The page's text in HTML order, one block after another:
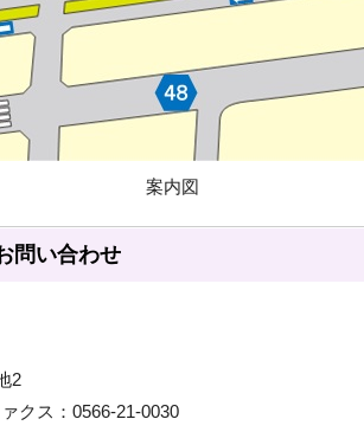
案内図
問い合わせ
2
クス：0566-21-0030